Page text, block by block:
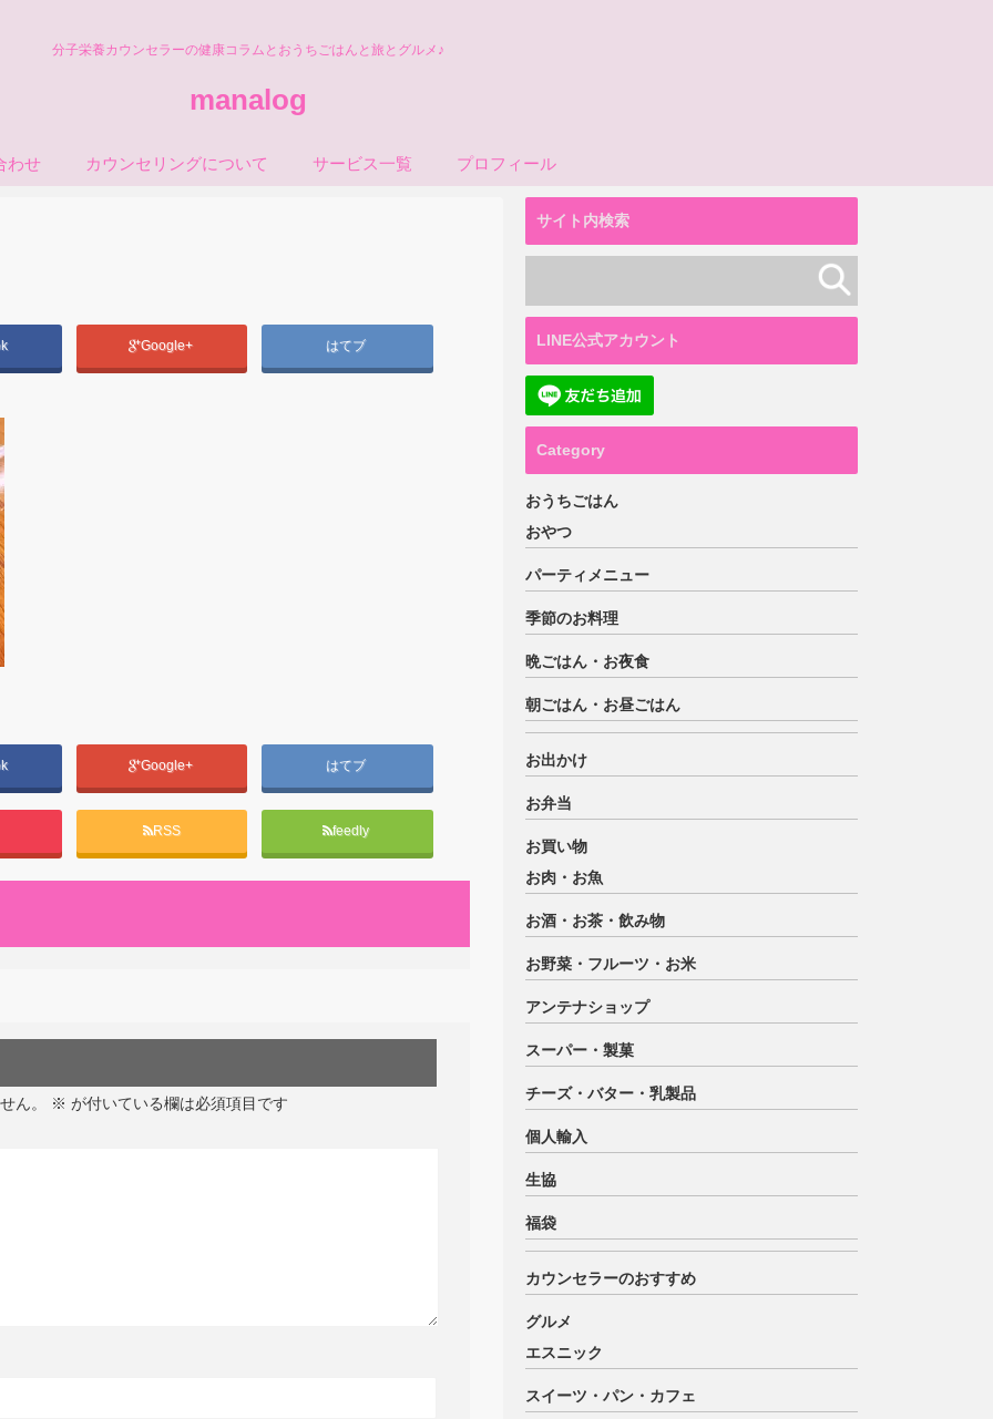
分子栄養カウンセラーの健康コラムとおうちごはんと旅とグルメ♪
manalog
わせ カウンセリングについて サービス一覧 プロフィール
Google+ はてブ
Google+ はてブ
RSS feedly
ん。 ※ が付いている欄は必須項目です
サイト内検索
LINE公式アカウント
Category
おうちごはん
おやつ
パーティメニュー
季節のお料理
晩ごはん・お夜食
朝ごはん・お昼ごはん
お出かけ
お弁当
お買い物
お肉・お魚
お酒・お茶・飲み物
お野菜・フルーツ・お米
アンテナショップ
スーパー・製菓
チーズ・バター・乳製品
個人輸入
生協
福袋
カウンセラーのおすすめ
グルメ
エスニック
スイーツ・パン・カフェ